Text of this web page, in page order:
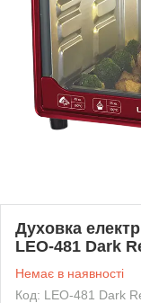
Духовка
LEO-481 Dark
Немає в наявності
Код: LEO-481 Dark